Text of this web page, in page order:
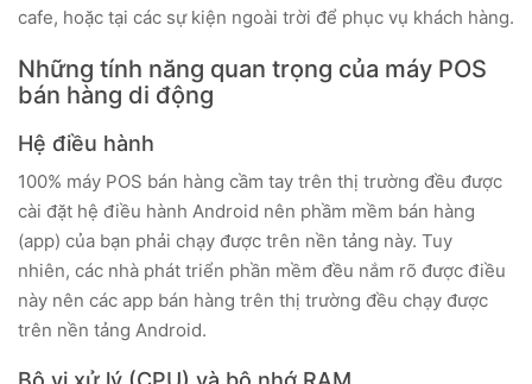
cafe, hoặc tại các sự kiện ngoài trời để phục vụ khách hàng.
Những tính năng quan trọng của máy POS
bán hàng di động
Hệ điều hành
100% máy POS bán hàng cầm tay trên thị trường đều được
cài đặt hệ điều hành Android nên phầm mềm bán hàng
(app) của bạn phải chạy được trên nền tảng này. Tuy
nhiên, các nhà phát triển phần mềm đều nắm rõ được điều
này nên các app bán hàng trên thị trường đều chạy được
trên nền tảng Android.